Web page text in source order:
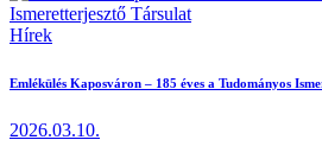
Hírek
Emlékülés Kaposváron – 185 éves a Tudományos
2026.03.10.